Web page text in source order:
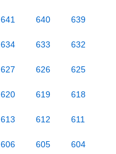
641 640 639
634 633 632
627 626 625
620 619 618
613 612 611
606 605 604